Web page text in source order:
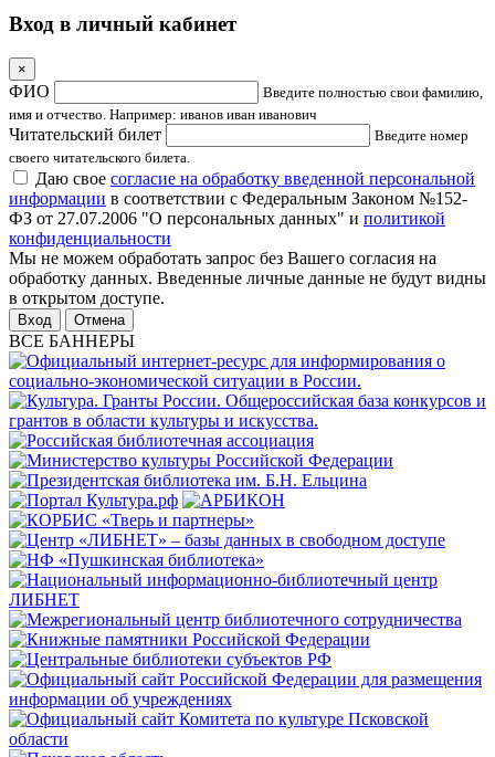
Вход в личный кабинет
×
ФИО
Введите полностью свои фамилию,
имя и отчество. Например: иванов иван иванович
Читательский билет
Введите номер
своего читательского билета.
Даю свое согласие на обработку введенной персональной
информации в соответствии с Федеральным Законом №152-
ФЗ от 27.07.2006 "О персональных данных" и политикой
конфиденциальности
Мы не можем обработать запрос без Вашего согласия на
обработку данных. Введенные личные данные не будут видны
в открытом доступе.
Отмена
ВСЕ БАННЕРЫ